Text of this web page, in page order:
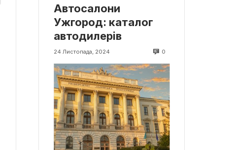
Автосалони
Ужгород: каталог
автодилерів
24 Листопада, 2024 0